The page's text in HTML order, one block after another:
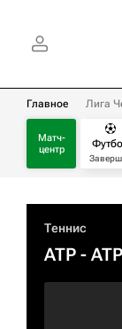
Главное Лига
Матч-
центр
Теннис
ATP -